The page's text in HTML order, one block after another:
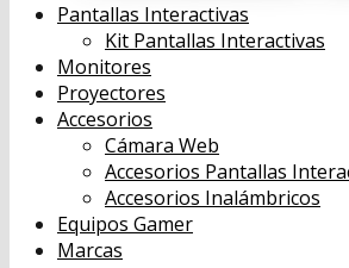
Pantallas Interactivas
Kit Pantallas Interactivas
Monitores
Proyectores
Accesorios
Cámara Web
Accesorios Pantallas
Accesorios Inalámbricos
Equipos Gamer
Marcas